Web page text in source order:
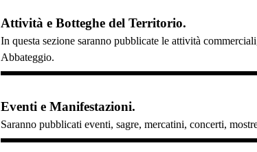
Attività e Botteghe del Territorio.
In questa sezione saranno pubblicate le attività
Abbateggio.
Eventi e Manifestazioni.
Saranno pubblicati eventi, sagre, mercatini, concerti,